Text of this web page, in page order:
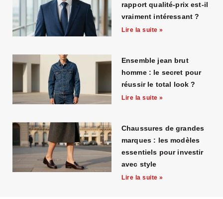
rapport qualité-prix est-il
vraiment intéressant ?
Lire la suite »
Ensemble jean brut
homme : le secret pour
réussir le total look ?
Lire la suite »
Chaussures de grandes
marques : les modèles
essentiels pour investir
avec style
Lire la suite »